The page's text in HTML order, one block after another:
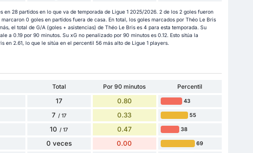
en 28 partidos en lo que va de temporada de Ligue 1 2025/2026. 2 de los 2 goles fueron
0 goles en partidos fuera de casa. En total, los goles marcados por Théo Le Bris
el total de G/A (goles + asistencias) de Théo Le Bris es 4 para esta temporada. Su
a 0.19 por 90 minutos. Su xG no penalizado por 90 minutos es 0.12. Esto sitúa la
en 2.61, lo que le sitúa en el percentil 56 más alto de Ligue 1 players.
Total Por 90 minutos
Percentil
17 0.80 43
7 / 17 0.33 55
10 / 17 0.47 38
0 veces 0.00 69